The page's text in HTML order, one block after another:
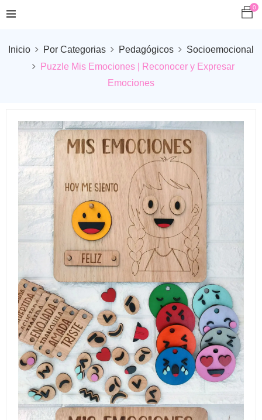
0
Inicio Por Categorias Pedagógicos
Socioemocional
Puzzle Mis Emociones | Reconocer y Expresar
Emociones